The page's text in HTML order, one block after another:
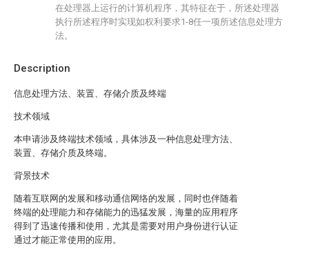
Description
信息处理方法、装置、存储介质及终端
技术领域
本申请涉及终端技术领域，具体涉及一种信息处理方法、
装置、存储介质及终端。
背景技术
随着互联网的发展和移动通信网络的发展，同时也伴随着
终端的处理能力和存储能力的迅猛发展，海量的应用程序
得到了迅速传播和使用，尤其是需要对用户身份进行认证
通过才能正常使用的应用。
在处理器上运行的计算机程序，其特征在于，所述处理器
执行所述程序时实现如权利要求1-8任一项所述信息处理方
法。